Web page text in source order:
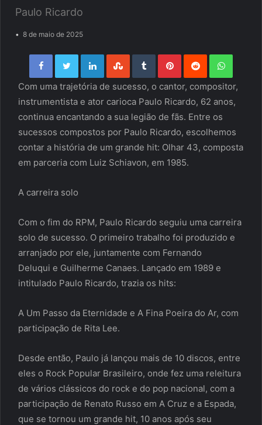
Paulo Ricardo
8 de maio de 2025
Facebook Twitter LinkedIn StumbleUpon Tumblr Pinterest Reddit
Com uma trajetória de sucesso, o cantor, compositor,
instrumentista e ator carioca Paulo Ricardo, 62 anos,
continua encantando a sua legião de fãs. Entre os
sucessos compostos por Paulo Ricardo, escolhemos
contar a história de um grande hit: Olhar 43, composta
em parceria com Luiz Schiavon, em 1985.
A carreira solo
Com o fim do RPM, Paulo Ricardo seguiu uma carreira
solo de sucesso. O primeiro trabalho foi produzido e
arranjado por ele, juntamente com Fernando
Deluqui e Guilherme Canaes. Lançado em 1989 e
intitulado Paulo Ricardo, trazia os hits:
A Um Passo da Eternidade e A Fina Poeira do Ar, com
participação de Rita Lee.
Desde então, Paulo já lançou mais de 10 discos, entre
eles o Rock Popular Brasileiro, onde fez uma releitura
de vários clássicos do rock e do pop nacional, com a
participação de Renato Russo em A Cruz e a Espada,
que se tornou um grande hit, 10 anos após seu